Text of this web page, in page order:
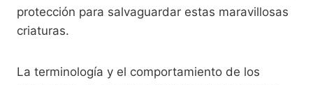
protección para salvaguardar estas maravillosas
criaturas.
La terminología y el comportamiento de los